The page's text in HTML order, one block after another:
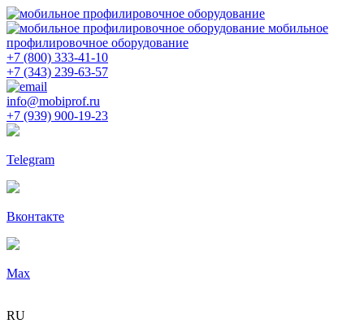
мобильное
профилировочное оборудование
+7 (800) 333-41-10
+7 (343) 239-63-57
info@mobiprof.ru
+7 (939) 900-19-23
Telegram
Вконтакте
Max
RU